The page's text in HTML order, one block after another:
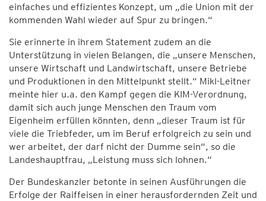
einfaches und effizientes Konzept, um „die Union mit der
kommenden Wahl wieder auf Spur zu bringen.“
Sie erinnerte in ihrem Statement zudem an die
Unterstützung in vielen Belangen, die „unsere Menschen,
unsere Wirtschaft und Landwirtschaft, unsere Betriebe
und Produktionen in den Mittelpunkt stellt.“ Mikl-Leitner
meinte hier u.a. den Kampf gegen die KIM-Verordnung,
damit sich auch junge Menschen den Traum vom
Eigenheim erfüllen könnten, denn „dieser Traum ist für
viele die Triebfeder, um im Beruf erfolgreich zu sein und
wer arbeitet, der darf nicht der Dumme sein“, so die
Landeshauptfrau, „Leistung muss sich lohnen.“
Der Bundeskanzler betonte in seinen Ausführungen die
Erfolge der Raiffeisen in einer herausfordernden Zeit und